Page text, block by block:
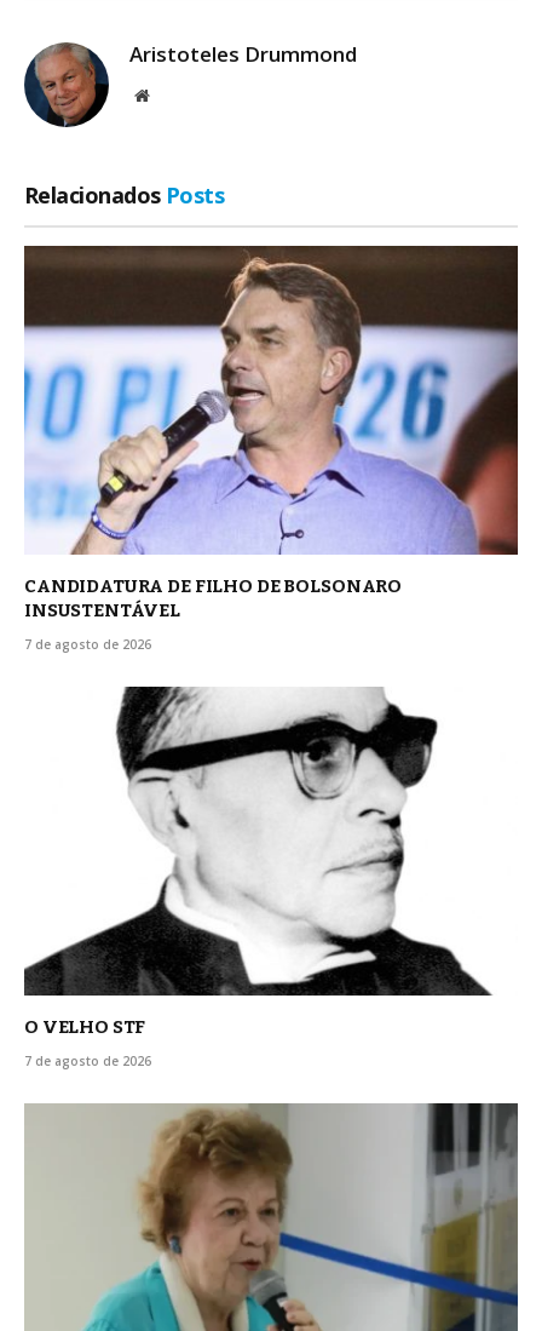
Aristoteles Drummond
Site
Relacionados Posts
CANDIDATURA DE FILHO DE BOLSONARO
INSUSTENTÁVEL
7 de agosto de 2026
O VELHO STF
7 de agosto de 2026